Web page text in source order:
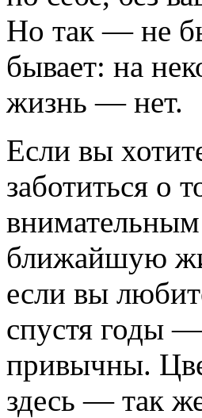
Но так — не
бывает: на
жизнь — нет.
Если вы
заботиться о
ближайшую
если вы
спустя годы
привычны.
здесь — так